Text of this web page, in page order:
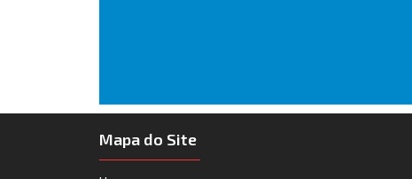
Mapa do Site